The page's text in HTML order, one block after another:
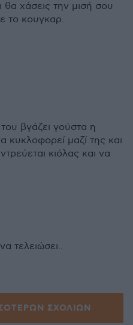
χάσεις την μισή σου
το κουγκαρ.
βγάζει γούστα η
κυκλοφορεί μαζί της και
κιόλας και να
τελειώσει..
ΣΧΟΛΙΩΝ